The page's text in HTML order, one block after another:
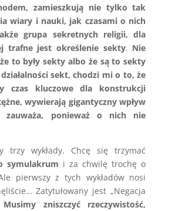
zamieszkują nie tylko tak
wiary i nauki, jak czasami o nich
grupa sekretnych religii, dla
trafne jest określenie sekty. Nie
to były sekty albo że są to sekty
sekt, chodzi mi o to, że
czas kluczowe dla konstrukcji
wywierają gigantyczny wpływ
ponieważ o nich nie
trzy wykłady. Chcę się trzymać
symulakrum i za chwilę trochę o
pierwszy z tych wykładów nosi
Zatytułowany jest „Negacja
Musimy zniszczyć rzeczywistość,